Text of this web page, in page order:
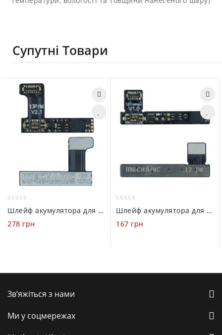
Супутні Товари
out
of
Шлейф акумулятора для програматора Mechanic R19 (iPhone 13 / 13 Pro / 13 Pro Max)
278 грн
out
of
Шлейф акумулятора для програматора Mechanic R19 (iPhone 12 Pro Max)
167 грн
Зв’яжіться з нами
Ми у соцмережах